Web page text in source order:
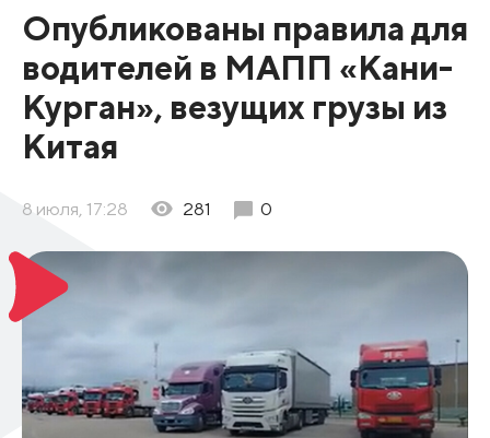
Опубликованы правила для
водителей в МАПП «Кани-
Курган», везущих грузы из
Китая
8 июля, 17:28 281 0